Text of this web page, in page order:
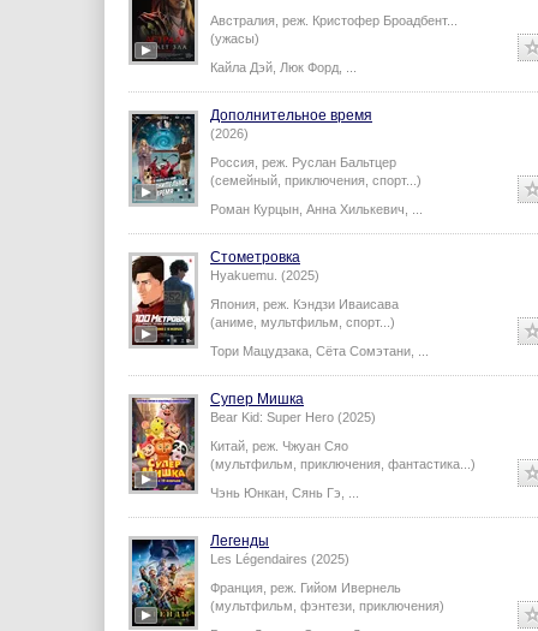
Австралия, реж. Кристофер Броадбент...
(ужасы)
Кайла Дэй Люк Форд
Дополнительное время
(2026)
Россия, реж. Руслан Бальтцер
(семейный, приключения, спорт...)
Роман Курцын Анна Хилькевич
Стометровка
Hyakuemu. (2025)
Япония, реж. Кэндзи Иваисава
(аниме, мультфильм, спорт...)
Тори Мацудзака Сёта Сомэтани
Супер Мишка
Bear Kid: Super Hero (2025)
Китай, реж. Чжуан Сяо
(мультфильм, приключения, фантастика...)
Чэнь Юнкан Сянь Гэ
Легенды
Les Légendaires (2025)
Франция, реж. Гийом Ивернель
(мультфильм, фэнтези, приключения)